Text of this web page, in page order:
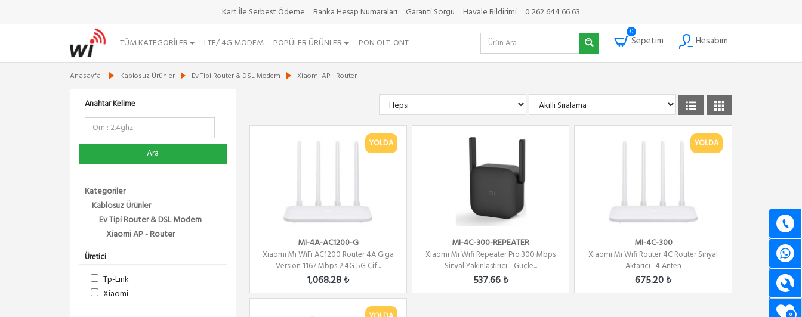
Kart İle Serbest Ödeme Banka Hesap Numaraları Garanti Sorgu Havale Bildirimi 0 262 644 66 63
TÜM KATEGORILER LTE/ 4G MODEM POPÜLER ÜRÜNLER PON OLT-ONT
0
Sepetim Hesabım
0
Anasayfa Kablosuz Ürünler Ev Tipi Router & DSL Modem Xiaomi AP - Router
Anahtar Kelime
Ara
Kategoriler
Kablosuz Ürünler
Ev Tipi Router & DSL Modem
Xiaomi AP - Router
Üretici
Tp-Link
Xiaomi
YOLDA
MI-4A-AC1200-G
Xiaomi Mi WiFi AC1200 Router 4A Giga
Version 1167 Mbps 2.4G 5G Çif...
1,068.28 ₺
MI-4C-300-REPEATER
Xiaomi Mi Wifi Repeater Pro 300 Mbps
Sinyal Yakınlaştırıcı - Güçle...
537.66 ₺
YOLDA
MI-4C-300
Xiaomi Mi Wifi Router 4C Router Sinyal
Aktarıcı -4 Anten
675.20 ₺